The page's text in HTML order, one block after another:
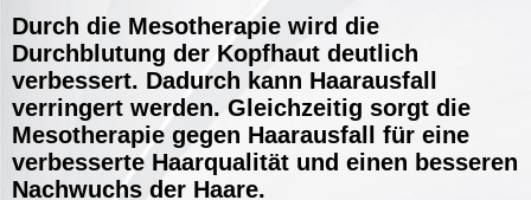
Durch die Mesotherapie wird die
Durchblutung der Kopfhaut deutlich
verbessert. Dadurch kann Haarausfall
verringert werden. Gleichzeitig sorgt die
Mesotherapie gegen Haarausfall für eine
verbesserte Haarqualität und einen besseren
Nachwuchs der Haare.